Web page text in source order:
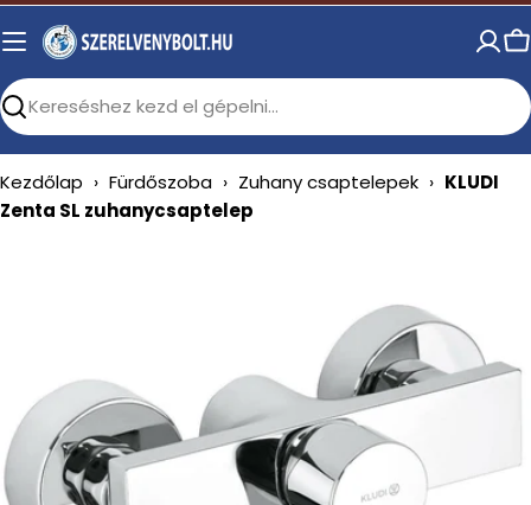
Skip
to
Search
Kezdőlap › Fürdőszoba › Zuhany csaptelepek › KLUDI
Zenta SL zuhanycsaptelep